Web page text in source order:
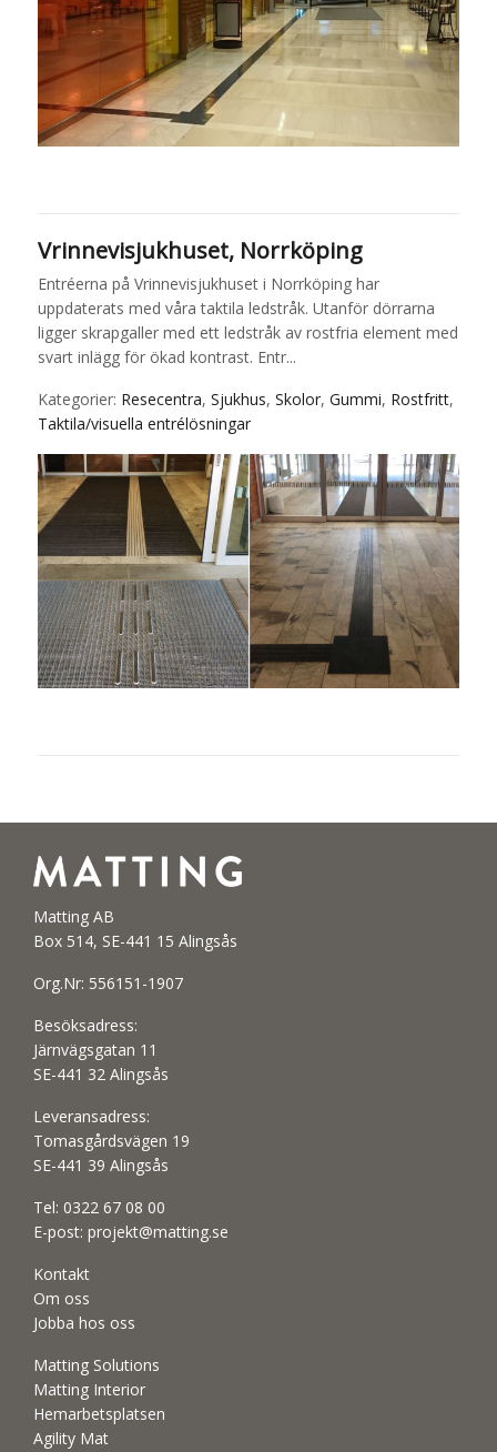
Vrinnevisjukhuset, Norrköping
Entréerna på Vrinnevisjukhuset i Norrköping har
uppdaterats med våra taktila ledstråk. Utanför dörrarna
ligger skrapgaller med ett ledstråk av rostfria element med
svart inlägg för ökad kontrast. Entr...
Kategorier: Resecentra, Sjukhus, Skolor, Gummi, Rostfritt,
Taktila/visuella entrélösningar
Matting AB
Box 514, SE-441 15 Alingsås
Org.Nr: 556151-1907
Besöksadress:
Järnvägsgatan 11
SE-441 32 Alingsås
Leveransadress:
Tomasgårdsvägen 19
SE-441 39 Alingsås
Tel: 0322 67 08 00
E-post: projekt@matting.se
Kontakt
Om oss
Jobba hos oss
Matting Solutions
Matting Interior
Hemarbetsplatsen
Agility Mat